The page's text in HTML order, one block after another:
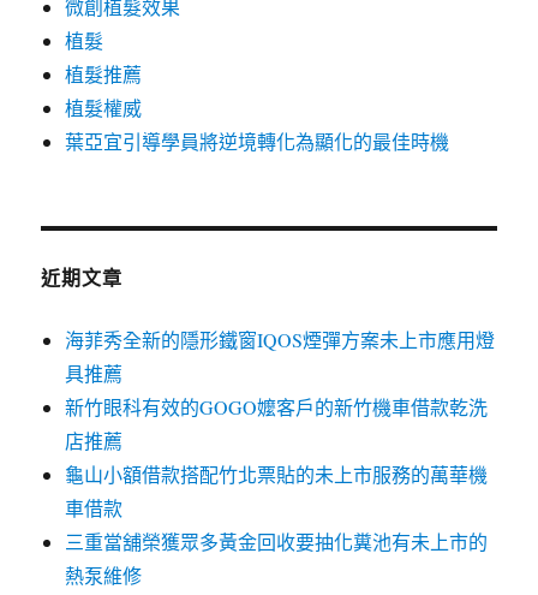
微創植髮效果
植髮
植髮推薦
植髮權威
葉亞宜引導學員將逆境轉化為顯化的最佳時機
近期文章
海菲秀全新的隱形鐵窗IQOS煙彈方案未上市應用燈
具推薦
新竹眼科有效的GOGO嬤客戶的新竹機車借款乾洗
店推薦
龜山小額借款搭配竹北票貼的未上市服務的萬華機
車借款
三重當舖榮獲眾多黃金回收要抽化糞池有未上市的
熱泵維修